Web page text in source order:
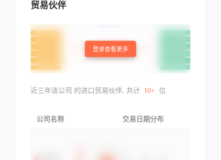
贸易伙伴
登录查看更多
近三年该公司 的进口贸易伙伴, 共计 10+ 位
公司名称 交易日期分布